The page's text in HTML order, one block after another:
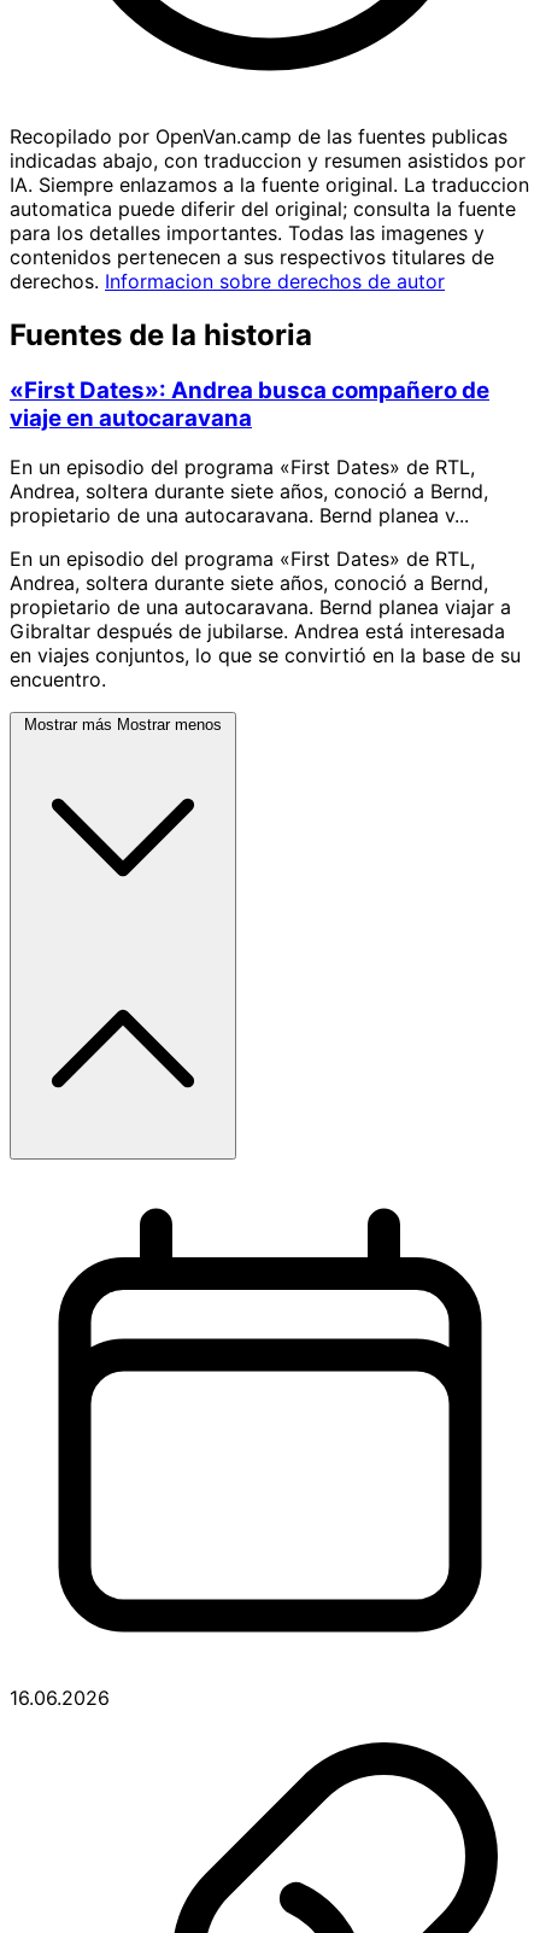
Recopilado por OpenVan.camp de las fuentes publicas
indicadas abajo, con traduccion y resumen asistidos por
IA. Siempre enlazamos a la fuente original. La traduccion
automatica puede diferir del original; consulta la fuente
para los detalles importantes. Todas las imagenes y
contenidos pertenecen a sus respectivos titulares de
derechos. Informacion sobre derechos de autor
Fuentes de la historia
«First Dates»: Andrea busca compañero de
viaje en autocaravana
En un episodio del programa «First Dates» de RTL,
Andrea, soltera durante siete años, conoció a Bernd,
propietario de una autocaravana. Bernd planea v...
En un episodio del programa «First Dates» de RTL,
Andrea, soltera durante siete años, conoció a Bernd,
propietario de una autocaravana. Bernd planea viajar a
Gibraltar después de jubilarse. Andrea está interesada
en viajes conjuntos, lo que se convirtió en la base de su
encuentro.
Mostrar más Mostrar menos
16.06.2026